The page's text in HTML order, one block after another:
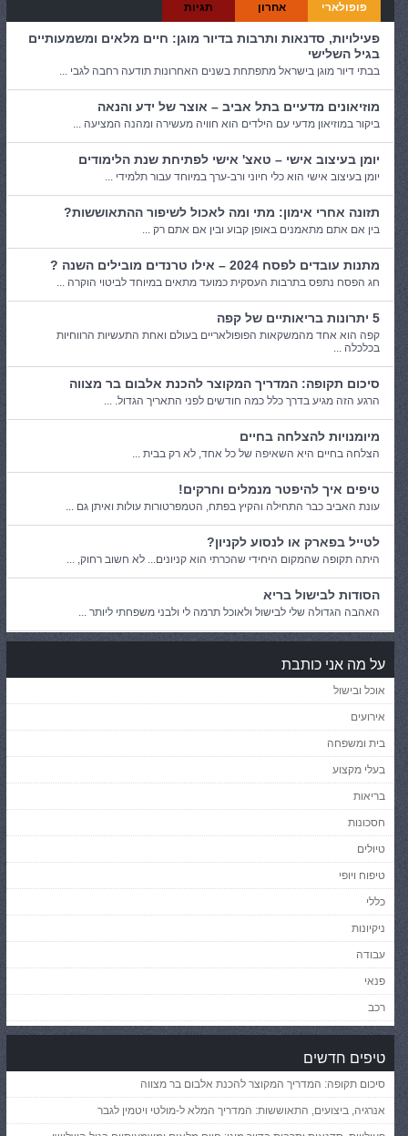
פופולארי אחרון תגיות
פעילויות, סדנאות ותרבות בדיור מוגן: חיים מלאים ומשמעותיים
בגיל השלישי
בבתי דיור מוגן בישראל מתפתחת בשנים האחרונות תודעה רחבה לגבי ...
מוזיאונים מדעיים בתל אביב – אוצר של ידע והנאה
ביקור במוזיאון מדעי עם הילדים הוא חוויה מעשירה ומהנה המציעה ...
יומן בעיצוב אישי – טאצ' אישי לפתיחת שנת הלימודים
יומן בעיצוב אישי הוא כלי חיוני ורב-ערך במיוחד עבור תלמידי ...
תזונה אחרי אימון: מתי ומה לאכול לשיפור ההתאוששות?
בין אם אתם מתאמנים באופן קבוע ובין אם אתם רק ...
מתנות עובדים לפסח 2024 – אילו טרנדים מובילים השנה ?
חג הפסח נתפס בתרבות העסקית כמועד מתאים במיוחד לביטוי הוקרה ...
5 יתרונות בריאותיים של קפה
קפה הוא אחד מהמשקאות הפופולאריים בעולם ואחת התעשיות הרווחיות
בכלכלה ...
סיכום תקופה: המדריך המקוצר להכנת אלבום בר מצווה
הרגע הזה מגיע בדרך כלל כמה חודשים לפני התאריך הגדול. ...
מיומנויות להצלחה בחיים
הצלחה בחיים היא השאיפה של כל אחד, לא רק בבית ...
טיפים איך להיפטר מנמלים וחרקים!
עונת האביב כבר התחילה והקיץ בפתח, הטמפרטורות עולות ואיתן גם ...
לטייל בפארק או לנסוע לקניון?
היתה תקופה שהמקום היחידי שהכרתי הוא קניונים... לא חשוב רחוק, ...
הסודות לבישול בריא
האהבה הגדולה שלי לבישול ולאוכל תרמה לי ולבני משפחתי ליותר ...
על מה אני כותבת
אוכל ובישול
אירועים
בית ומשפחה
בעלי מקצוע
בריאות
חסכונות
טיולים
טיפוח ויופי
כללי
ניקיונות
עבודה
פנאי
רכב
טיפים חדשים
סיכום תקופה: המדריך המקוצר להכנת אלבום בר מצווה
אנרגיה, ביצועים, התאוששות: המדריך המלא ל-מולטי ויטמין לגבר